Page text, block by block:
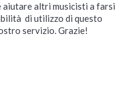
aiutare altri musicisti a farsi
di utilizzo di questo
servizio. Grazie!